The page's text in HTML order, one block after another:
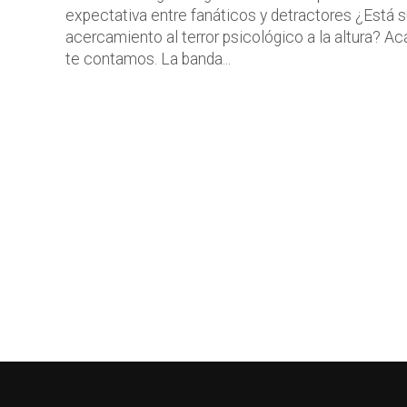
expectativa entre fanáticos y detractores ¿Está
acercamiento al terror psicológico a la altura?
te contamos. La banda...